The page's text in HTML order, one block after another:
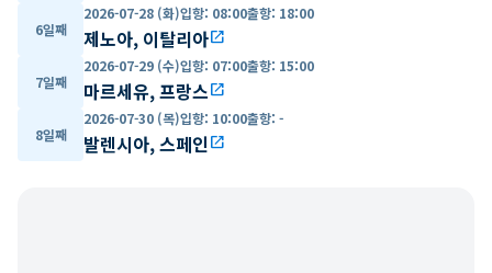
6일째
2026-07-28 (화)입항: 08:00출항: 18:00
제노아, 이탈리아open_in_new
7일째
2026-07-29 (수)입항: 07:00출항: 15:00
마르세유, 프랑스open_in_new
8일째
2026-07-30 (목)입항: 10:00출항: -
발렌시아, 스페인open_in_new